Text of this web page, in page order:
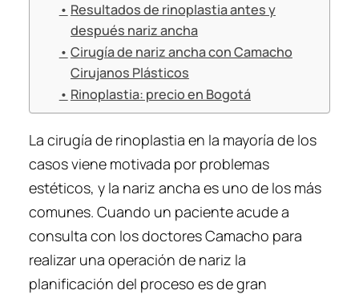
Resultados de rinoplastia antes y
después nariz ancha
Cirugía de nariz ancha con Camacho
Cirujanos Plásticos
Rinoplastia: precio en Bogotá
La cirugía de rinoplastia en la mayoría de los
casos viene motivada por problemas
estéticos, y la nariz ancha es uno de los más
comunes. Cuando un paciente acude a
consulta con los doctores Camacho para
realizar una operación de nariz la
planificación del proceso es de gran